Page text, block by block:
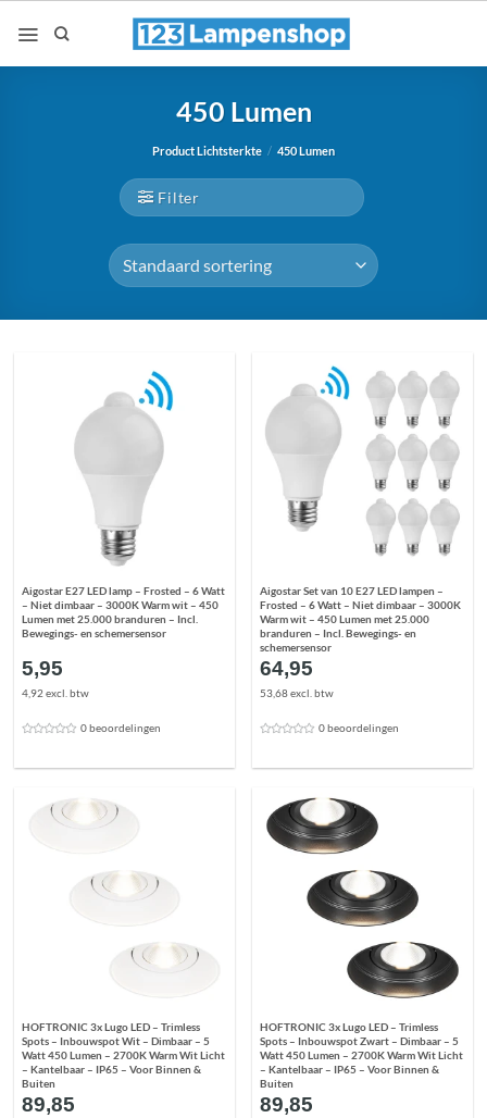
naar
450 Lumen
Product Lichtsterkte / 450 Lumen
Filter
Aigostar E27 LED lamp – Frosted – 6 Watt
– Niet dimbaar – 3000K Warm wit – 450
Lumen met 25.000 branduren – Incl.
Bewegings- en schemersensor
5,95
4,92 excl. btw
0 beoordelingen
Aigostar Set van 10 E27 LED lampen –
Frosted – 6 Watt – Niet dimbaar – 3000K
Warm wit – 450 Lumen met 25.000
branduren – Incl. Bewegings- en
schemersensor
64,95
53,68 excl. btw
0 beoordelingen
HOFTRONIC 3x Lugo LED – Trimless
Spots – Inbouwspot Wit – Dimbaar – 5
Watt 450 Lumen – 2700K Warm Wit Licht
– Kantelbaar – IP65 – Voor Binnen &
Buiten
89,85
HOFTRONIC 3x Lugo LED – Trimless
Spots – Inbouwspot Zwart – Dimbaar – 5
Watt 450 Lumen – 2700K Warm Wit Licht
– Kantelbaar – IP65 – Voor Binnen &
Buiten
89,85